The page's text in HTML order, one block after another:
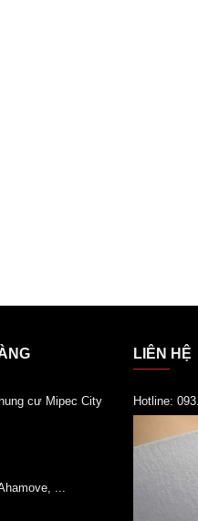
cư Mipec City
...
LIÊN HỆ
Hotline: